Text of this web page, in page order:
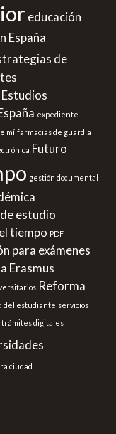
educación
España
de
Estudios
expediente
mí farmacias de guardia
Futuro
gestión documental
estudio
tiempo PDF
para exámenes
Erasmus
Reforma
del estudiante servicios
trámites digitales
ciudad